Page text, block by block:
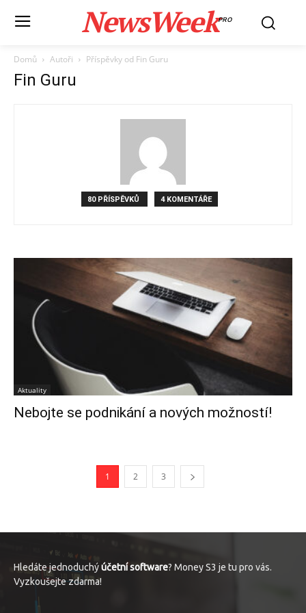
NewsWeekPRO
Domů Autoři Příspěvky od Fin Guru
Fin Guru
80 PŘÍSPĚVKŮ 4 KOMENTÁŘE
Aktuality
Nebojte se podnikání a nových možností!
1 2 3
Hledáte jednoduchýúčetní software? Money S3 je tu pro vás.
Vyzkoušejte zdarma!